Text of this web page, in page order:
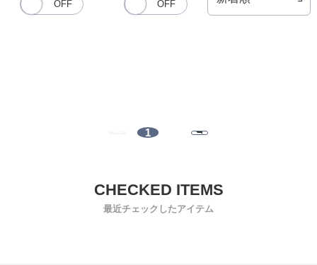
1
最近チェックしたアイテム